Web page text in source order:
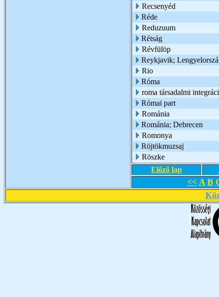
Recsenyéd
Réde
Reduzuum
Rétság
Révfülöp
Reykjavik;
Rio
Róma
roma társadalmi
Római part
Románia
Románia; Debrecen
Romonya
Röjtökmuzsaj
Röszke
Előző lap
<< A B